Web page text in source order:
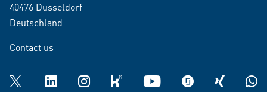
40476 Dusseldorf
Deutschland
Contact us
Twitter LinkedInInstagramkununu YouTube glassdoorXING